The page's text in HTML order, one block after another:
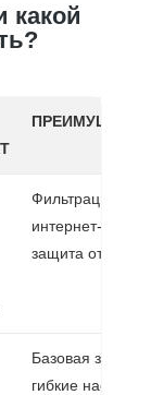
какой
Фильтрация
интернет-
защита от
Базовая защита,
гибкие